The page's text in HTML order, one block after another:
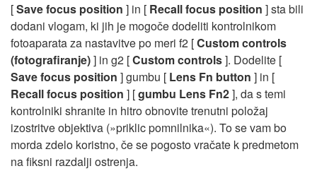
[Save focus position ] in [ Recall focus position ] sta bili
dodani vlogam, ki jih je mogoče dodeliti kontrolnikom
fotoaparata za nastavitve po meri f2 [Custom controls
(fotografiranje)] in g2 [Custom controls]. Dodelite [
Save focus position ] gumbu [ Lens Fn button ] in [
Recall focus position ] [gumbu Lens Fn2], da s temi
kontrolniki shranite in hitro obnovite trenutni položaj
izostritve objektiva (»priklic pomnilnika«). To se vam bo
morda zdelo koristno, če se pogosto vračate k predmetom
na fiksni razdalji ostrenja.